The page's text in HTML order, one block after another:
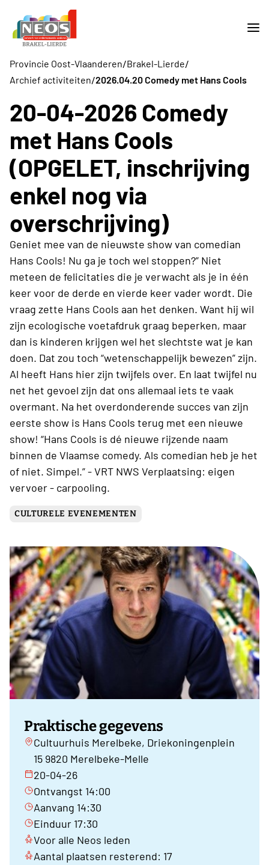
Provincie Oost-Vlaanderen/Brakel-Lierde/
Archief activiteiten/2026.04.20 Comedy met Hans Cools
20-04-2026 Comedy
met Hans Cools
(OPGELET, inschrijving
enkel nog via
overschrijving)
Geniet mee van de nieuwste show van comedian
Hans Cools! Nu ga je toch wel stoppen?” Niet
meteen de felicitaties die je verwacht als je in één
keer voor de derde en vierde keer vader wordt. Die
vraag zette Hans Cools aan het denken. Want hij wil
zijn ecologische voetafdruk graag beperken, maar
dan is kinderen krijgen wel het slechtste wat je kan
doen. Dat zou toch “wetenschappelijk bewezen” zijn.
Al heeft Hans hier zijn twijfels over. En laat twijfel nu
net het gevoel zijn dat ons allemaal iets te vaak
overmant. Na het overdonderende succes van zijn
eerste show is Hans Cools terug met een nieuwe
show! “Hans Cools is dé nieuwe rijzende naam
binnen de Vlaamse comedy. Als comedian heb je het
of niet. Simpel.” - VRT NWS Verplaatsing: eigen
vervoer - carpooling.
CULTURELE EVENEMENTEN
Praktische gegevens
Cultuurhuis Merelbeke, Driekoningenplein
15 9820 Merelbeke-Melle
20-04-26
Ontvangst 14:00
Aanvang 14:30
Einduur 17:30
Voor alle Neos leden
Aantal plaatsen resterend: 17